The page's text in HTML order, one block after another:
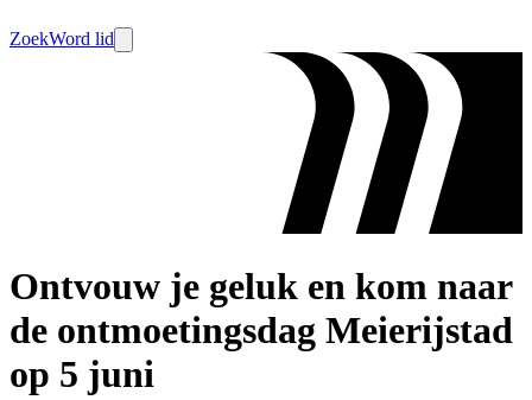
ZoekWord lid
Ontvouw je geluk en kom naar
de ontmoetingsdag Meierijstad
op 5 juni